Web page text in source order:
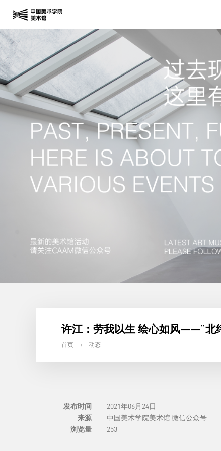
许江：劳我以生 绘心如风——“北
首页 + 动态
发布时间
2021年06月24日
来源
中国美术学院美术馆 微信公众号
浏览量
253